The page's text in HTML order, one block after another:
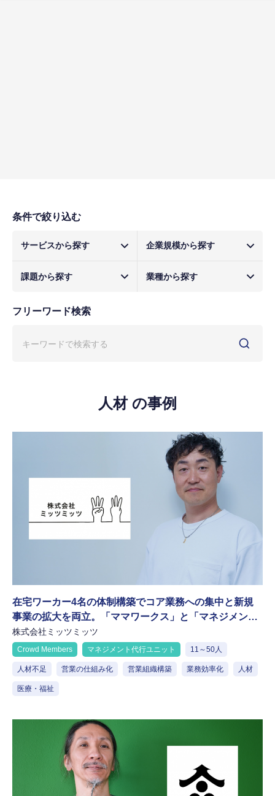
条件で絞り込む
サービスから探す 企業規模から探す
課題から探す 業種から探す
フリーワード検索
人材 の事例
在宅ワーカー4名の体制構築でコア業務への集中と新規
事業の拡大を両立。「ママワークス」と「マネジメント
代行ユニット」で目指す生産性の高い精鋭組織
株式会社ミッツミッツ
Crowd Members マネジメント代行ユニット 11～50人
人材不足 営業の仕組み化 営業組織構築 業務効率化 人材
医療・福祉